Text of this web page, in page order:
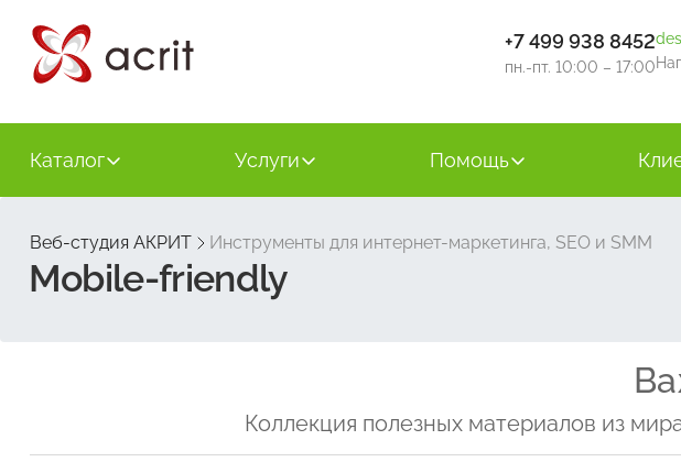
+7 499 938 8452
пн.-пт. 10:00 – 17:00
Каталог Услуги Помощь
Веб-студия АКРИТ Инструменты для интернет-маркетинга, SEO и SMM
Mobile-friendly
Коллекция полезных материалов из